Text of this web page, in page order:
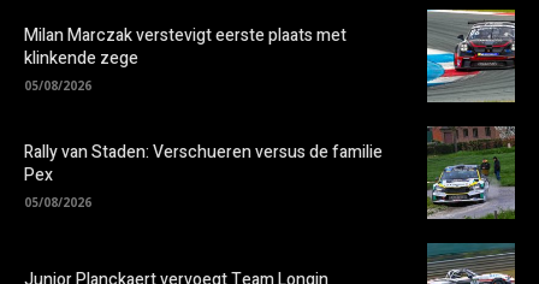
Milan Marczak verstevigt eerste plaats met
klinkende zege
05/08/2026
Rally van Staden: Verschueren versus de familie
Pex
05/08/2026